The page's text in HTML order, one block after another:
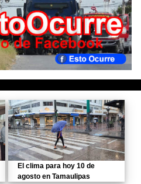
El clima para hoy 10 de
agosto en Tamaulipas